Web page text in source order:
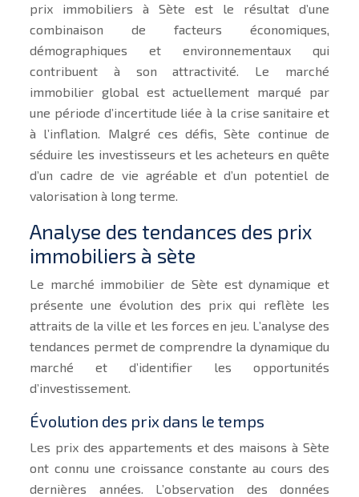
prix immobiliers à Sète est le résultat d’une
combinaison de facteurs économiques,
démographiques et environnementaux qui
contribuent à son attractivité. Le marché
immobilier global est actuellement marqué par
une période d’incertitude liée à la crise sanitaire et
à l’inflation. Malgré ces défis, Sète continue de
séduire les investisseurs et les acheteurs en quête
d’un cadre de vie agréable et d’un potentiel de
valorisation à long terme.
Analyse des tendances des prix
immobiliers à sète
Le marché immobilier de Sète est dynamique et
présente une évolution des prix qui reflète les
attraits de la ville et les forces en jeu. L’analyse des
tendances permet de comprendre la dynamique du
marché et d’identifier les opportunités
d’investissement.
Évolution des prix dans le temps
Les prix des appartements et des maisons à Sète
ont connu une croissance constante au cours des
dernières années. L’observation des données